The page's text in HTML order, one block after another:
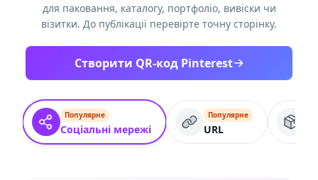
для паковання, каталогу, портфоліо, вивіски чи
візитки. До публікації перевірте точну сторінку.
Створити QR-код Pinterest
Популярне
Соціальні мережі
Популярне
URL